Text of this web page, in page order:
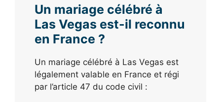
Un mariage célébré à
Las Vegas est-il reconnu
en France ?
Un mariage célébré à Las Vegas est
légalement valable en France et régi
par l’article 47 du code civil :